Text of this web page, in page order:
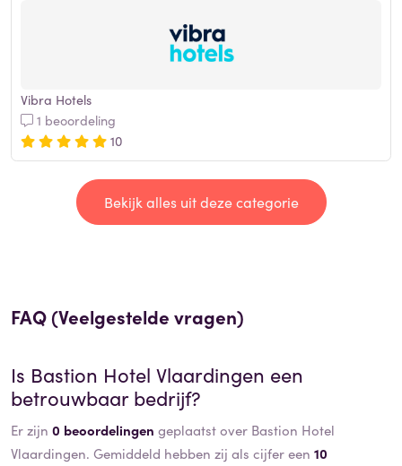
Vibra Hotels
1 beoordeling
10
Bekijk alles uit deze categorie
FAQ (Veelgestelde vragen)
Is Bastion Hotel Vlaardingen een
betrouwbaar bedrijf?
Er zijn 0 beoordelingen geplaatst over Bastion Hotel
Vlaardingen. Gemiddeld hebben zij als cijfer een 10